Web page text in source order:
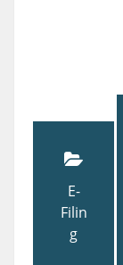
E-
Filin
g